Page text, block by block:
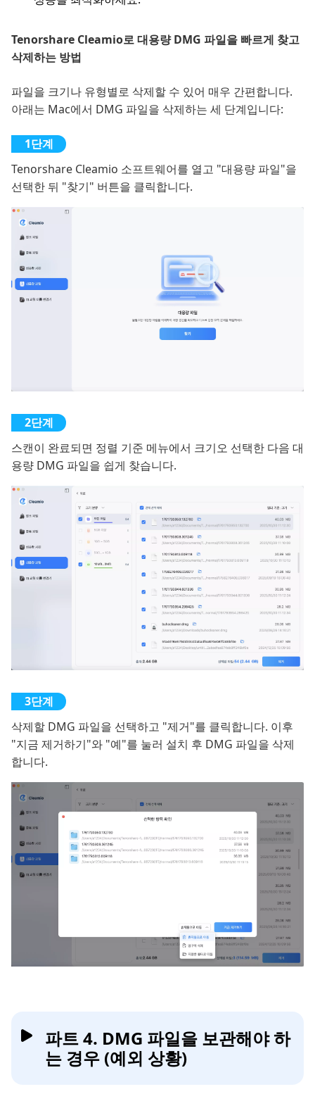
Tenorshare Cleamio로 대용량 DMG 파일을 빠르게 찾고
삭제하는 방법
파일을 크기나 유형별로 삭제할 수 있어 매우 간편합니다.
아래는 Mac에서 DMG 파일을 삭제하는 세 단계입니다:
Tenorshare Cleamio 소프트웨어를 열고 "대용량 파일"을
선택한 뒤 "찾기" 버튼을 클릭합니다.
스캔이 완료되면 정렬 기준 메뉴에서 크기오 선택한 다음 대
용량 DMG 파일을 쉽게 찾습니다.
삭제할 DMG 파일을 선택하고 "제거"를 클릭합니다. 이후
"지금 제거하기"와 "예"를 눌러 설치 후 DMG 파일을 삭제
합니다.
파트 4. DMG 파일을 보관해야 하
는 경우 (예외 상황)